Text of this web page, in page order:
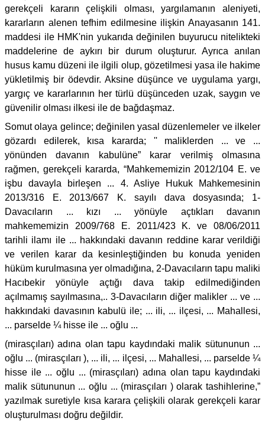
gerekçeli kararın çelişkili olması, yargılamanın aleniyeti,
kararların alenen tefhim edilmesine ilişkin Anayasanın 141.
maddesi ile HMK'nin yukarıda değinilen buyurucu nitelikteki
maddelerine de aykırı bir durum oluşturur. Ayrıca anılan
husus kamu düzeni ile ilgili olup, gözetilmesi yasa ile hakime
yükletilmiş bir ödevdir. Aksine düşünce ve uygulama yargı,
yargıç ve kararlarının her türlü düşünceden uzak, saygın ve
güvenilir olması ilkesi ile de bağdaşmaz.
Somut olaya gelince; değinilen yasal düzenlemeler ve ilkeler
gözardı edilerek, kısa kararda; '' maliklerden ... ve ...
yönünden davanın kabulüne” karar verilmiş olmasına
rağmen, gerekçeli kararda, “Mahkememizin 2012/104 E. ve
işbu davayla birleşen ... 4. Asliye Hukuk Mahkemesinin
2013/316 E. 2013/667 K. sayılı dava dosyasında; 1-
Davacıların ... kızı ... yönüyle açtıkları davanın
mahkememizin 2009/768 E. 2011/423 K. ve 08/06/2011
tarihli ilamı ile ... hakkındaki davanın reddine karar verildiği
ve verilen karar da kesinleştiğinden bu konuda yeniden
hüküm kurulmasına yer olmadığına, 2-Davacıların tapu maliki
Hacıbekir yönüyle açtığı dava takip edilmediğinden
açılmamış sayılmasına,.. 3-Davacıların diğer malikler ... ve ...
hakkındaki davasının kabulü ile; ... ili, ... ilçesi, ... Mahallesi,
... parselde ¼ hisse ile ... oğlu ...
(mirasçıları) adına olan tapu kaydındaki malik sütununun ...
oğlu ... (mirasçıları ), ... ili, ... ilçesi, ... Mahallesi, ... parselde ¼
hisse ile ... oğlu ... (mirasçıları) adına olan tapu kaydındaki
malik sütununun ... oğlu ... (mirasçıları ) olarak tashihlerine,”
yazılmak suretiyle kısa karara çelişkili olarak gerekçeli karar
oluşturulması doğru değildir.